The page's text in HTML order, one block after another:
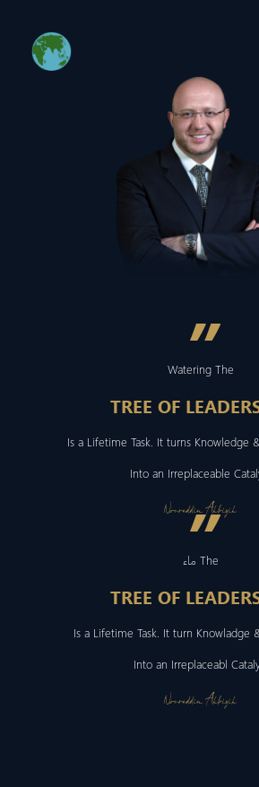
”
Watering The
TREE OF
Is a Lifetime Task. It turns Knowledge
Into an Irreplaceable
Noureddin Akbiyik
”
ماء The
TREE OF
Is a Lifetime Task. It turn Knowladge
Into an Irreplaceabl
Noureddin Akbiyik